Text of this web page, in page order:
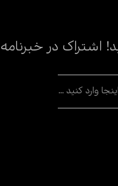
اشتراک در خبرنامه